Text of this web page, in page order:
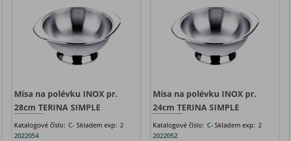
Mísa na polévku INOX pr.
28cm TERINA SIMPLE
Katalogové číslo: C-
2022054
Skladem exp: 2
Mísa na polévku INOX pr.
24cm TERINA SIMPLE
Katalogové číslo: C-
2022052
Skladem exp: 2